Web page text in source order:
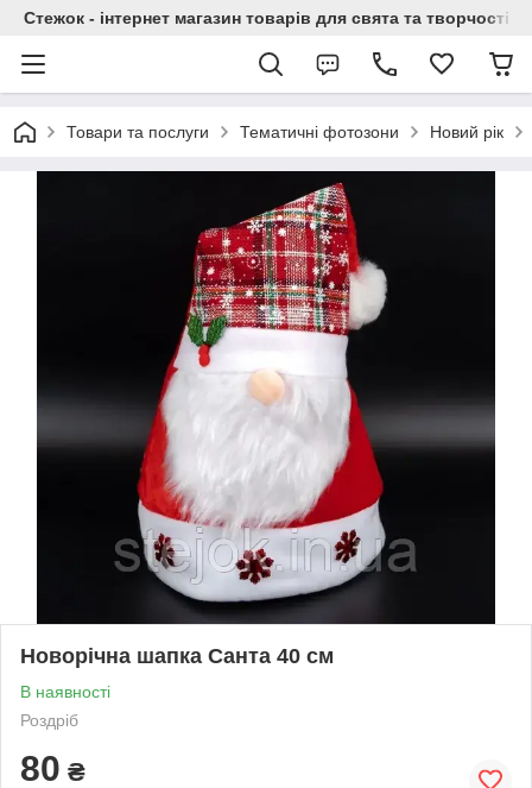
Стежок - інтернет магазин товарів для свята та творчості
Товари та послуги Тематичні фотозони Новий рік
Новорічна шапка Cанта 40 см
В наявності
Роздріб
80 ₴